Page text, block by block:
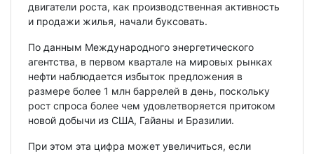
двигатели роста, как производственная активность
и продажи жилья, начали буксовать.
По данным Международного энергетического
агентства, в первом квартале на мировых рынках
нефти наблюдается избыток предложения в
размере более 1 млн баррелей в день, поскольку
рост спроса более чем удовлетворяется притоком
новой добычи из США, Гайаны и Бразилии.
При этом эта цифра может увеличиться, если